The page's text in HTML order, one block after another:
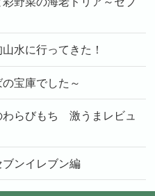
水に行ってきた！
宝庫でした～
わらびもち 激うまレビュ
ンイレブン編